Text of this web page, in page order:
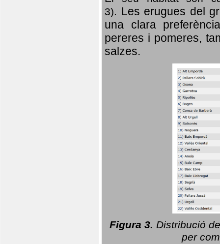
3). Les erugues del
una clara
pereres i pomeres,
salzes.
Figura 3. Distribució
per